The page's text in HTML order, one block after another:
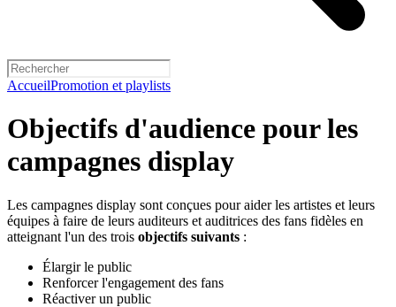
AccueilPromotion et playlists
Objectifs d'audience pour les
campagnes display
Les campagnes display sont conçues pour aider les artistes et leurs
équipes à faire de leurs auditeurs et auditrices des fans fidèles en
atteignant l'un des trois objectifs suivants :
Élargir le public
Renforcer l'engagement des fans
Réactiver un public